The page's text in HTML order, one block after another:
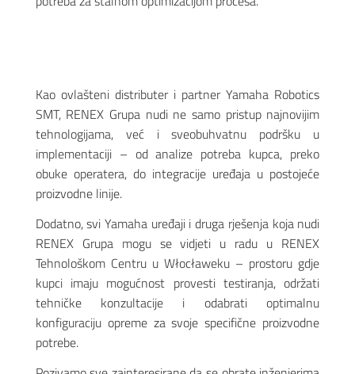
Kao ovlašteni distributer i partner Yamaha Robotics
SMT, RENEX Grupa nudi ne samo pristup najnovijim
tehnologijama, već i sveobuhvatnu podršku u
implementaciji – od analize potreba kupca, preko
obuke operatera, do integracije uređaja u postojeće
proizvodne linije.
Dodatno, svi Yamaha uređaji i druga rješenja koja nudi
RENEX Grupa mogu se vidjeti u radu u RENEX
Tehnološkom Centru u Włocławeku – prostoru gdje
kupci imaju mogućnost provesti testiranja, održati
tehničke konzultacije i odabrati optimalnu
konfiguraciju opreme za svoje specifične proizvodne
potrebe.